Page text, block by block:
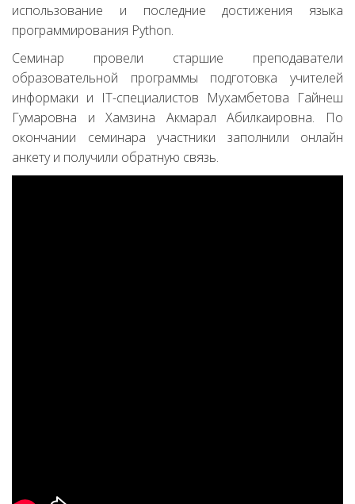
использование и последние достижения языка
программирования Python.
Семинар провели старшие преподаватели
образовательной программы подготовка учителей
информаки и IT-специалистов Мухамбетова Гайнеш
Гумаровна и Хамзина Акмарал Абилкаировна. По
окончании семинара участники заполнили онлайн
анкету и получили обратную связь.